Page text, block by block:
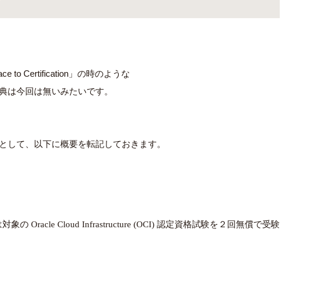
to Certification」の時のような
は今回は無いみたいです。
して、以下に概要を転記しておきます。
象の Oracle Cloud Infrastructure (OCI) 認定資格試験を２回無償で受験